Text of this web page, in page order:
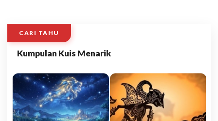
CARI TAHU
Kumpulan Kuis Menarik